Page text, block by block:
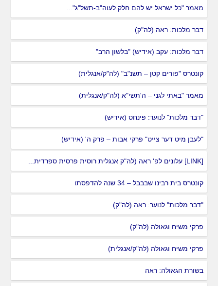
מאמר "כל ישראל יש להם חלק לעוה"ב-תשל"ג"...
דבר מלכות: ראה (לה"ק)
דבר מלכות: עקב (אידיש) "בלשון הרב"
קונטרס "פורים קטן – תשנ"ב" (לה"ק/אנגלית)
מאמר "באתי לגני – ה'תשי"א (לה"ק/אנגלית)
"דבר מלכות" לנוער: פינחס (אידיש)
"לעבן מיט דער צייט" פרקי אבות – פרק ה' (אידיש)
[LINK] עלונים לפ' ראה (לה"ק אנגלית רוסית פרסית ספרדית...
קונטרס בית רבינו שבבבל – 34 שנה להדפסתו
"דבר מלכות" לנוער: ראה (לה"ק)
פרקי משיח וגאולה (לה"ק)
פרקי משיח וגאולה (לה"ק/אנגלית)
בשורת הגאולה: ראה